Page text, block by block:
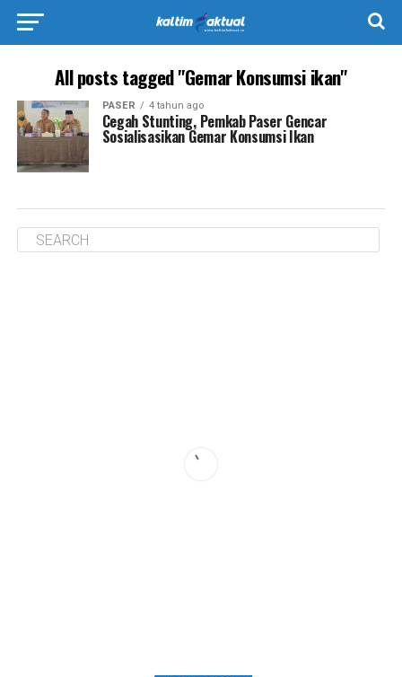
All posts tagged "Gemar Konsumsi ikan"
PASER 4 tahun ago
Cegah Stunting, Pemkab Paser Gencar
Sosialisasikan Gemar Konsumsi Ikan